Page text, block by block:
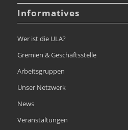
Informatives
Wer ist die ULA?
Gremien & Geschäftsstelle
Arbeitsgruppen
Unser Netzwerk
News
Veranstaltungen